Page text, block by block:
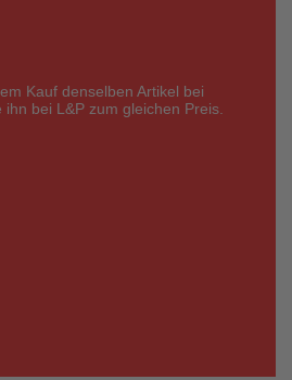
Kauf denselben Artikel bei
bei L&P zum gleichen Preis.